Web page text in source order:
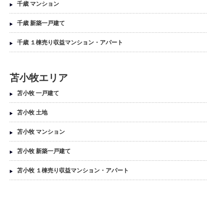
千歳 マンション
千歳 新築一戸建て
千歳 １棟売り収益マンション・アパート
苫小牧エリア
苫小牧 一戸建て
苫小牧 土地
苫小牧 マンション
苫小牧 新築一戸建て
苫小牧 １棟売り収益マンション・アパート